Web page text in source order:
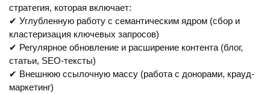
стратегия, которая включает:
✔ Углубленную работу с семантическим ядром (сбор и
кластеризация ключевых запросов)
✔ Регулярное обновление и расширение контента (блог,
статьи, SEO-тексты)
✔ Внешнюю ссылочную массу (работа с донорами, крауд-
маркетинг)